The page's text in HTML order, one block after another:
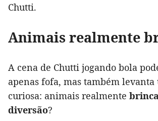
Chutti.
Animais realmente
A cena de Chutti jogando bola
apenas fofa, mas também levanta
curiosa: animais realmente
diversão?